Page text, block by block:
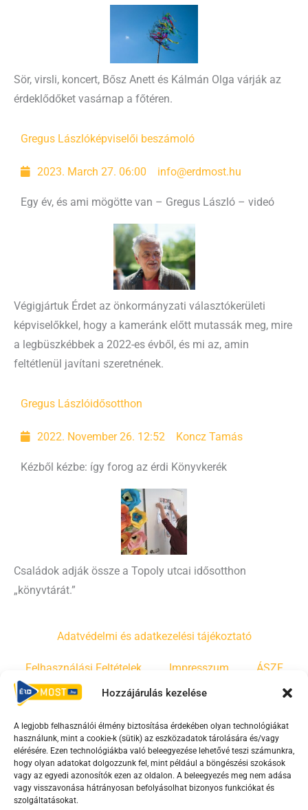
Hozzájárulás kezelése
A legjobb felhasználói élmény biztosítása érdekében olyan technológiákat
használunk, mint a cookie-k (sütik) az eszközadatok tárolására és/vagy
elérésére. Ezen technológiákba való beleegyezése lehetővé teszi számunkra,
hogy olyan adatokat dolgozzunk fel, mint például a böngészési szokások
vagy az egyedi azonosítók ezen az oldalon. A beleegyezés meg nem adása
vagy visszavonása hátrányosan befolyásolhat bizonyos funkciókat és
szolgáltatásokat.
Sör, virsli, koncert, Bősz Anett és Kálmán Olga várják az
érdeklődőket vasárnap a főtéren.
Gregus Lászlóképviselői beszámoló
2023. March 27. 06:00 info@erdmost.hu
Egy év, és ami mögötte van – Gregus László – videó
Végigjártuk Érdet az önkormányzati választókerületi
képviselőkkel, hogy a kameránk előtt mutassák meg, mire
a legbüszkébbek a 2022-es évből, és mi az, amin
feltétlenül javítani szeretnének.
Gregus Lászlóidősotthon
2022. November 26. 12:52 Koncz Tamás
Kézből kézbe: így forog az érdi Könyvkerék
Családok adják össze a Topoly utcai idősotthon
„könyvtárát.”
Adatvédelmi és adatkezelési tájékoztató
Felhasználási Feltételek Impresszum ÁSZF
Irányelvek Moderálási szabályzat
F
a
c
e
Y
o
u
t
T
i
k